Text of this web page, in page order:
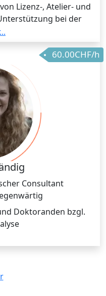
Lizenz-, Atelier- und
bei der
Designs in der EU und
von Lizenz- und
und
Klagen in der Schweiz
60.00CHF/h
Consultant
Doktoranden bzgl.